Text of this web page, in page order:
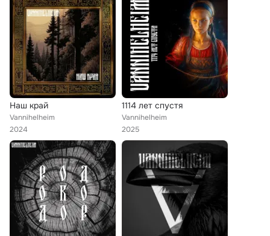
Наш край
Vannihelheim
2024
1114 лет спустя
Vannihelheim
2025